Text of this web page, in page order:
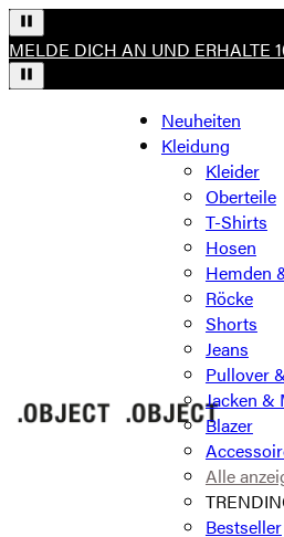
MELDE DICH AN UND ERHALTE
Neuheiten
Kleidung
Kleider
Oberteile
T-Shirts
Hosen
Hemden
Röcke
Shorts
Jeans
Pullover
Jacken &
Blazer
Alle
Bestseller